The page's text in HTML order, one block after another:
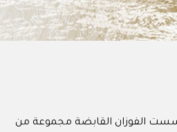
الـ60 عاماً، أسست الفوزان القابضة مجموعة من